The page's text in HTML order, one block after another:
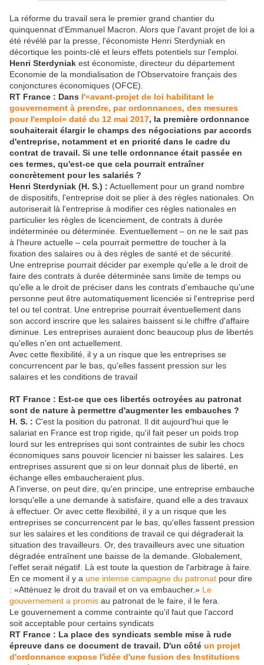
La réforme du travail sera le premier grand chantier du
quinquennat d'Emmanuel Macron. Alors que l'avant projet de loi a
été révélé par la presse, l'économiste Henri Sterdyniak en
décortique les points-clé et leurs effets potentiels sur l'emploi.
Henri Sterdyniak est économiste, directeur du département
Economie de la mondialisation de l'Observatoire français des
conjonctures économiques (OFCE).
RT France : Dans l'«avant-projet de loi habilitant le
gouvernement à prendre, par ordonnances, des mesures
pour l'emploi» daté du 12 mai 2017, la première ordonnance
souhaiterait élargir le champs des négociations par accords
d'entreprise, notamment et en priorité dans le cadre du
contrat de travail. Si une telle ordonnance était passée en
ces termes, qu'est-ce que cela pourrait entraîner
concrètement pour les salariés ?
Henri Sterdyniak (H. S.) : Actuellement pour un grand nombre
de dispositifs, l'entreprise doit se plier à des règles nationales. On
autoriserait là l'entreprise à modifier ces règles nationales en
particulier les règles de licenciement, de contrats à durée
indéterminée ou déterminée. Eventuellement – on ne le sait pas
à l'heure actuelle – cela pourrait permettre de toucher à la
fixation des salaires ou à des règles de santé et de sécurité.
Une entreprise pourrait décider par exemple qu'elle a le droit de
faire des contrats à durée déterminée sans limite de temps ou
qu'elle a le droit de préciser dans les contrats d'embauche qu'une
personne peut être automatiquement licenciée si l'entreprise perd
tel ou tel contrat. Une entreprise pourrait éventuellement dans
son accord inscrire que les salaires baissent si le chiffre d'affaire
diminue. Les entreprises auraient donc beaucoup plus de libertés
qu'elles n'en ont actuellement.
Avec cette flexibilité, il y a un risque que les entreprises se
concurrencent par le bas, qu'elles fassent pression sur les
salaires et les conditions de travail
RT France : Est-ce que ces libertés octroyées au patronat
sont de nature à permettre d'augmenter les embauches ?
H. S. : C'est la position du patronat. Il dit aujourd'hui que le
salariat en France est trop rigide, qu'il fait peser un poids trop
lourd sur les entreprises qui sont contraintes de subir les chocs
économiques sans pouvoir licencier ni baisser les salaires. Les
entreprises assurent que si on leur donnait plus de liberté, en
échange elles embaucheraient plus.
A l'inverse, on peut dire, qu'en principe, une entreprise embauche
lorsqu'elle a une demande à satisfaire, quand elle a des travaux
à effectuer. Or avec cette flexibilité, il y a un risque que les
entreprises se concurrencent par le bas, qu'elles fassent pression
sur les salaires et les conditions de travail ce qui dégraderait la
situation des travailleurs. Or, des travailleurs avec une situation
dégradée entraînent une baisse de la demande. Globalement,
l'effet serait négatif. Là est toute la question de l'arbitrage à faire.
En ce moment il y a une intense campagne du patronat pour dire
: «Atténuez le droit du travail et on va embaucher.» Le
gouvernement a promis au patronat de le faire, il le fera.
Le gouvernement a comme contrainte qu'il faut que l'accord
soit acceptable pour certains syndicats
RT France : La place des syndicats semble mise à rude
épreuve dans ce document de travail. D'un côté un projet
d'ordonnance expose l'idée d'une fusion des Institutions